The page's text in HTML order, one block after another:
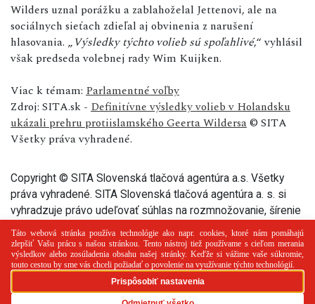
Wilders uznal porážku a zablahoželal Jettenovi, ale na
sociálnych sieťach zdieľal aj obvinenia z narušení
hlasovania. „Výsledky týchto volieb sú spoľahlivé,“ vyhlásil
však predseda volebnej rady Wim Kuijken.
Viac k témam: Parlamentné voľby
Zdroj: SITA.sk - Definitívne výsledky volieb v Holandsku
ukázali prehru protiislamského Geerta Wildersa© SITA
Všetky práva vyhradené.
Copyright © SITA Slovenská tlačová agentúra a.s. Všetky
práva vyhradené. SITA Slovenská tlačová agentúra a. s. si
vyhradzuje právo udeľovať súhlas na rozmnožovanie, šírenie